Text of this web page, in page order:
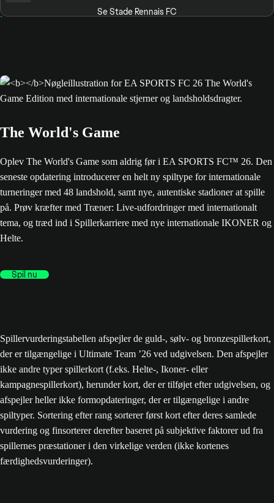
Se Stade Rennais FC
The World's Game
Oplev The World's Game som aldrig før i EA SPORTS FC™ 26. Den
seneste opdatering introducerer en helt ny spiltype for internationale
turneringer med 48 landshold, samt nye, autentiske stadioner at spille
på. Prøv kræfter med Træner: Live-udfordringer med internationalt
tema, og træd ind i Spillerkarriere med nye internationale IKONER og
Helte.
Spil nu
Spillervurderingstabellen afspejler de guld-, sølv- og bronzespillerkort,
der er tilgængelige i Ultimate Team ’26 ved udgivelsen. Den afspejler
ikke andre typer spillerkort (f.eks. Helte-, Ikoner- eller
kampagnespillerkort), herunder kort, der er tilføjet efter udgivelsen, og
afspejler heller ikke formopdateringer, der er tilgængelige i andre
spiltyper. Sortering efter rang sorterer først kort efter deres samlede
vurdering og finsorterer derefter baseret på subjektive faktorer ud fra
spillernes præstationer i den virkelige verden (ikke kortenes
færdighedsvurderinger).